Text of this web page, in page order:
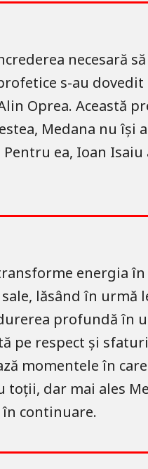
necesară
s-au dovedit
Oprea. Această
Medana nu își
ea, Ioan Isaiu
energia
lăsând în urmă
profundă în
pe respect și
momentele în
dar mai ales
continuare.